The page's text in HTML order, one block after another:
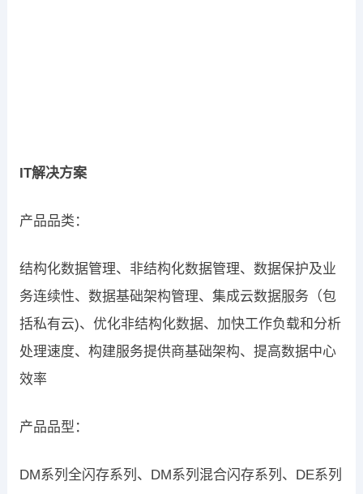
IT解决方案
产品品类：
结构化数据管理、非结构化数据管理、数据保护及业
务连续性、数据基础架构管理、集成云数据服务（包
括私有云)、优化非结构化数据、加快工作负载和分析
处理速度、构建服务提供商基础架构、提高数据中心
效率
产品品型：
DM系列全闪存系列、DM系列混合闪存系列、DE系列